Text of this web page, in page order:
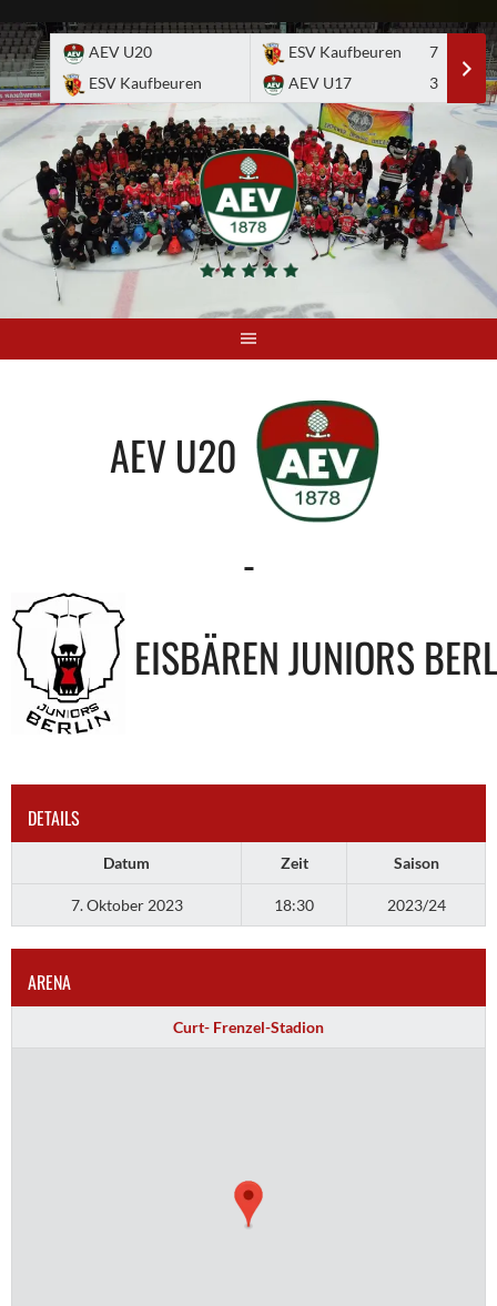
to
content
AEV U20
ESV Kaufbeuren
ESV Kaufbeuren
7
AEV U17
3
AEV U20
-
EISBÄREN JUNIORS
DETAILS
Datum Zeit Saison
7. Oktober 2023 18:30 2023/24
ARENA
Curt- Frenzel-Stadion